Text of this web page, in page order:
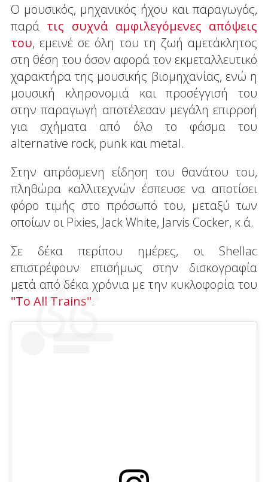
Ο μουσικός, μηχανικός ήχου και παραγωγός,
παρά τις συχνά αμφιλεγόμενες απόψεις
του, εμεινέ σε όλη του τη ζωή αμετάκλητος
στη θέση του όσον αφορά τον εκμεταλλευτικό
χαρακτήρα της μουσικής βιομηχανίας, ενώ η
μουσική κληρονομιά και προσέγγισή του
στην παραγωγή αποτέλεσαν μεγάλη επιρροή
για σχήματα από όλο το φάσμα του
alternative rock, punk και metal.
Στην απρόσμενη είδηση του θανάτου του,
πληθώρα καλλιτεχνών έσπευσε να αποτίσει
φόρο τιμής στο πρόσωπό του, μεταξύ των
οποίων οι Pixies, Jack White, Jarvis Cocker, κ.ά.
Σε δέκα περίπου ημέρες, οι Shellac
επιστρέφουν επισήμως στην δισκογραφία
μετά από δέκα χρόνια με την κυκλοφορία του
"To All Trains".